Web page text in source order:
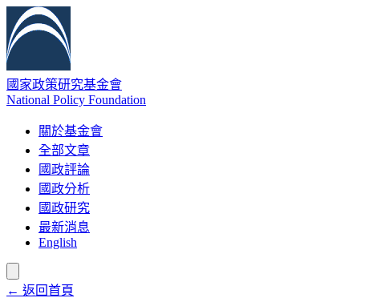
國家政策研究基金會
National Policy Foundation
關於基金會
全部文章
國政評論
國政分析
國政研究
最新消息
English
← 返回首頁